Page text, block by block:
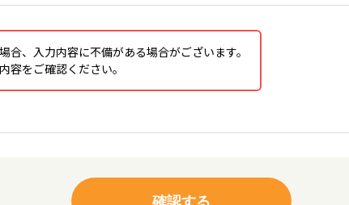
合、入力内容に不備がある場合がございます。
容をご確認ください。